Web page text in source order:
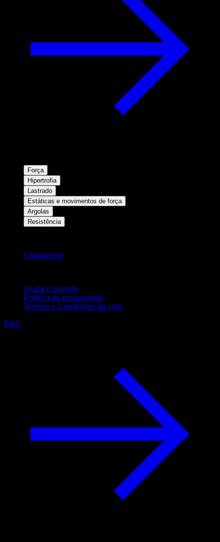
Força
Hipertrofia
Lastrado
Estáticas e movimentos de força
Argolas
Resistência
Changelog
Ajuda e suporte
Política de privacidade
Termos e Condições de Uso
Blog